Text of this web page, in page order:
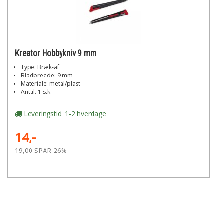
Kreator Hobbykniv 9 mm
Type: Bræk-af
Bladbredde: 9 mm
Materiale: metal/plast
Antal: 1 stk
Leveringstid: 1-2 hverdage
14,-
19,00 SPAR 26%